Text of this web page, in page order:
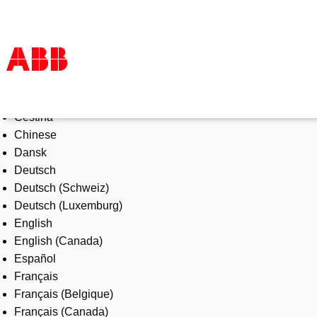
Products & Solutions
Industries
Services
About us
Where to buy
Contact us
Careers
Čeština
Chinese
Dansk
Deutsch
Deutsch (Schweiz)
Deutsch (Luxemburg)
English
English (Canada)
Español
Français
Français (Belgique)
Français (Canada)